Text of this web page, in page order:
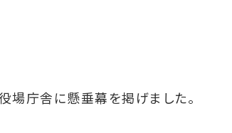
場庁舎に懸垂幕を掲げました。